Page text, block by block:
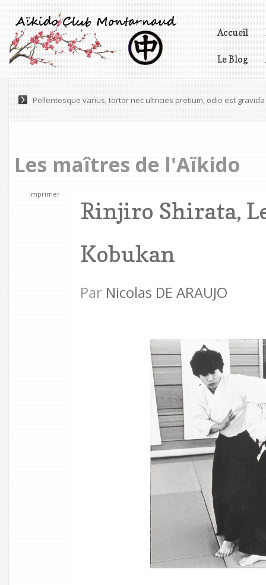
Accueil
Le Blog
Maecenas a accumsan felis. Praesent scelerisque volutpat
Pellentesque varius, tortor nec ultricies pretium, odio est
Les maîtres de l'Aïkido
Imprimer
Rinjiro Shirata,
Kobukan
Par Nicolas DE ARAUJO